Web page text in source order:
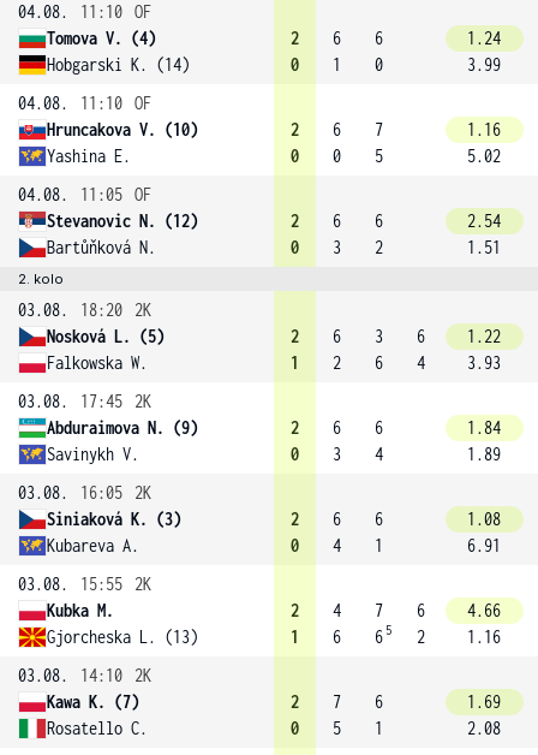
04.08.
11:10 OF
Tomova V. (4)
Hobgarski K. (14)
2
0
6
1
6
0
1.24
3.99
04.08.
11:10 OF
Hruncakova V. (10)
Yashina E.
2
0
6
0
7
5
1.16
5.02
04.08.
11:05 OF
Stevanovic N. (12)
Bartůňková N.
2
0
6
3
6
2
2.54
1.51
2. kolo
03.08. 18:20
2K
Nosková L. (5)
Falkowska W.
2
1
6
2
3
6
6
4
1.22
3.93
03.08.
17:45
2K
Abduraimova N. (9)
Savinykh V.
2
0
6
3
6
4
1.84
1.89
03.08.
16:05
2K
Siniaková K. (3)
Kubareva A.
2
0
6
4
6
1
1.08
6.91
03.08.
15:55
2K
Kubka M.
Gjorcheska L. (13)
2
1
4
6
7
6 5
6
2
4.66
1.16
03.08.
14:10
2K
Kawa K. (7)
Rosatello C.
2
0
7
5
6
1
1.69
2.08